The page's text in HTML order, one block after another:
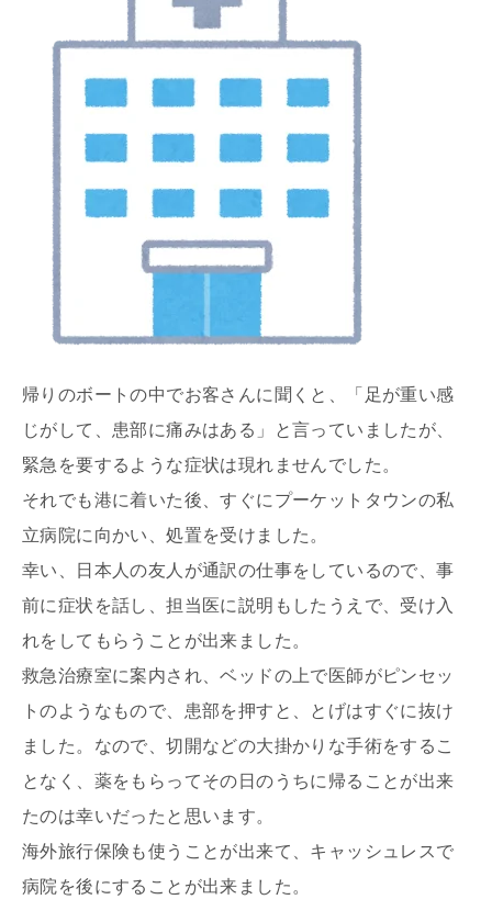
帰りのボートの中でお客さんに聞くと、「足が重い感
じがして、患部に痛みはある」と言っていましたが、
緊急を要するような症状は現れませんでした。
それでも港に着いた後、すぐにプーケットタウンの私
立病院に向かい、処置を受けました。
幸い、日本人の友人が通訳の仕事をしているので、事
前に症状を話し、担当医に説明もしたうえで、受け入
れをしてもらうことが出来ました。
救急治療室に案内され、ベッドの上で医師がピンセッ
トのようなもので、患部を押すと、とげはすぐに抜け
ました。なので、切開などの大掛かりな手術をするこ
となく、薬をもらってその日のうちに帰ることが出来
たのは幸いだったと思います。
海外旅行保険も使うことが出来て、キャッシュレスで
病院を後にすることが出来ました。